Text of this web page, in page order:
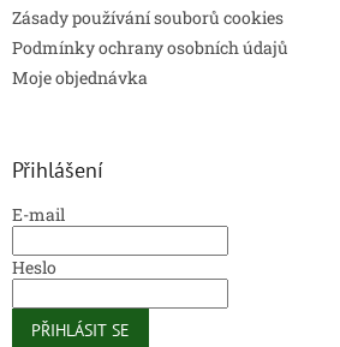
Zásady používání souborů cookies
Podmínky ochrany osobních údajů
Moje objednávka
Přihlášení
E-mail
Heslo
PŘIHLÁSIT SE